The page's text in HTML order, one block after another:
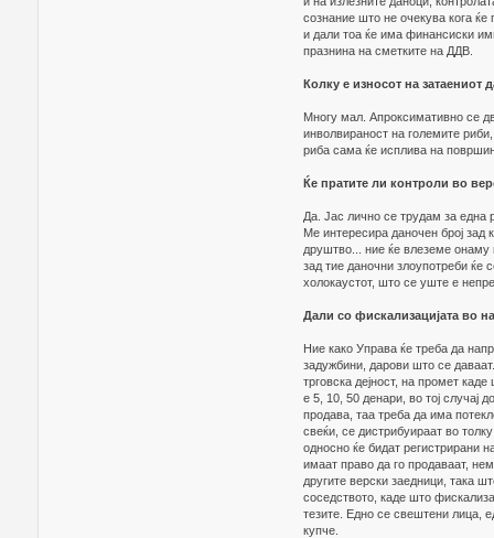
сознание што не очекува кога
и дали тоа ќе има финансиски
празнина на сметките на ДДВ.
Колку е износот на
Многу мал. Апроксимативно се
инволвираност на големите
риба сама ќе исплива на
Ќе пратите ли контроли во
Да. Јас лично се трудам за една
Ме интересира даночен број зад
друштво... ние ќе влеземе
зад тие даночни злоупотреби ќе
холокаустот, што се уште е
Дали со фискализацијата во
Ние како Управа ќе треба да
задужбини, дарови што се
трговска дејност, на промет
е 5, 10, 50 денари, во тој случај
продава, таа треба да има
свеќи, се дистрибуираат во
односно ќе бидат регистрирани
имаат право да го продаваат,
другите верски заедници, така
соседството, каде што
тезите. Едно се свештени лица,
купче.